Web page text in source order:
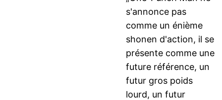
s'annonce pas
comme un énième
shonen d'action, il se
présente comme une
future référence, un
futur gros poids
lourd, un futur